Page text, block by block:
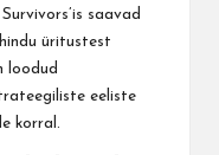
Survivors’is saavad
üritustest
loodud
eeliste
korral.